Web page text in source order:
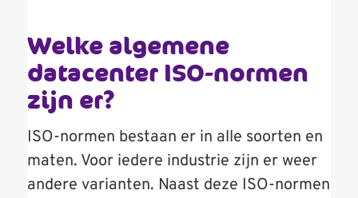
Welke algemene
datacenter ISO-normen
zijn er?
ISO-normen bestaan er in alle soorten en
maten. Voor iedere industrie zijn er weer
andere varianten. Naast deze ISO-normen